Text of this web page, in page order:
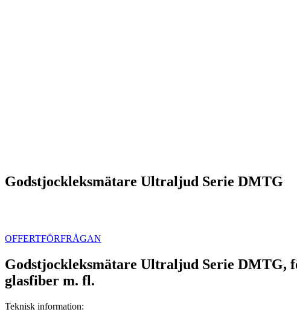
Godstjockleksmätare Ultraljud Serie DMTG
OFFERTFÖRFRÅGAN
Godstjockleksmätare Ultraljud Serie DMTG,
glasfiber m. fl.
Teknisk information: